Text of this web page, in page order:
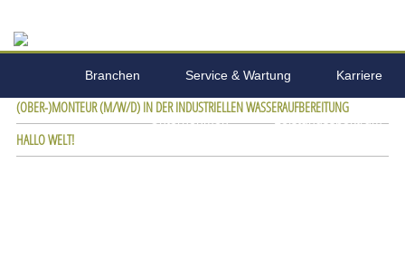
Karriere
Service & Wartung
Branchen
(OBER-)MONTEUR (M/W/D) IN DER INDUSTRIELLEN WASSERAUFBEREITUNG
HALLO WELT!